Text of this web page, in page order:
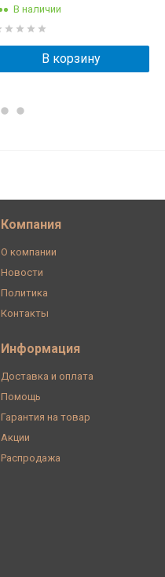
В наличии
В корзину
Компания
О компании
Новости
Политика
Контакты
Информация
Доставка и оплата
Помощь
Гарантия на товар
Акции
Распродажа